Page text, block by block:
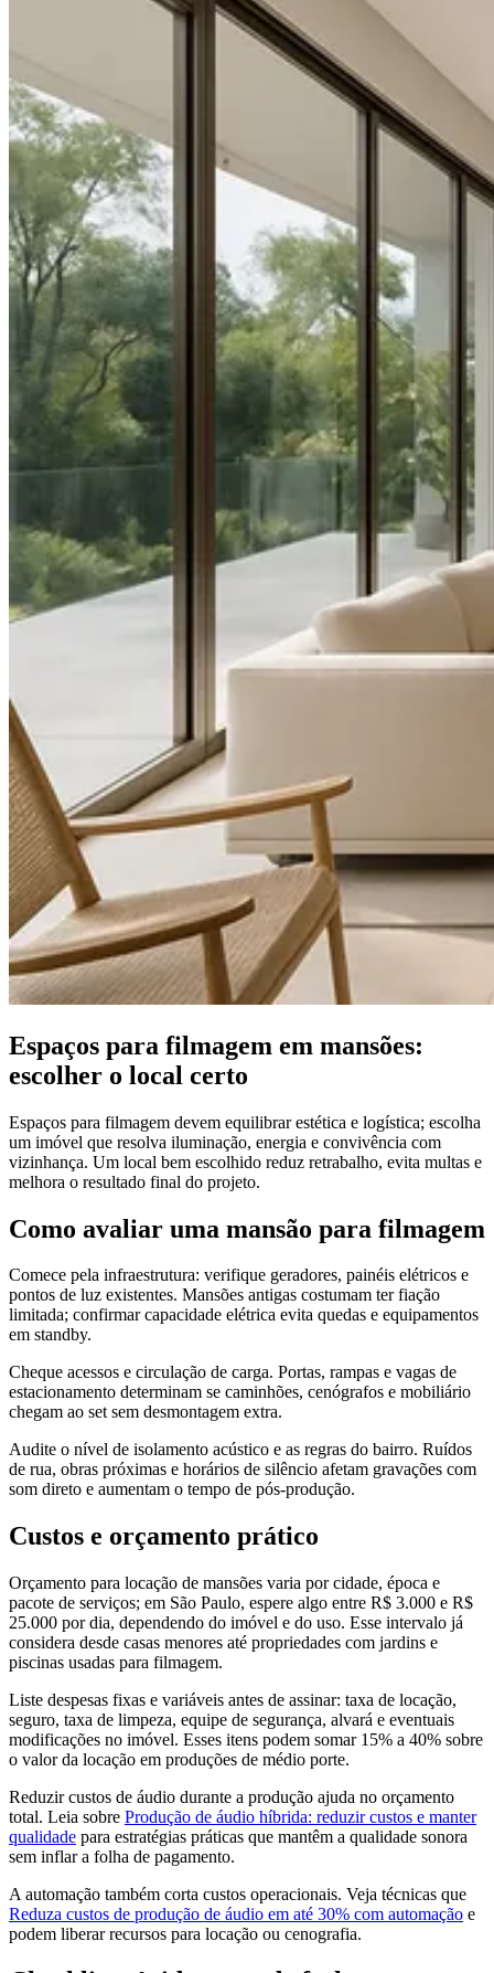
Espaços para filmagem em mansões:
escolher o local certo
Espaços para filmagem devem equilibrar estética e logística; escolha
um imóvel que resolva iluminação, energia e convivência com
vizinhança. Um local bem escolhido reduz retrabalho, evita multas e
melhora o resultado final do projeto.
Como avaliar uma mansão para filmagem
Comece pela infraestrutura: verifique geradores, painéis elétricos e
pontos de luz existentes. Mansões antigas costumam ter fiação
limitada; confirmar capacidade elétrica evita quedas e equipamentos
em standby.
Cheque acessos e circulação de carga. Portas, rampas e vagas de
estacionamento determinam se caminhões, cenógrafos e mobiliário
chegam ao set sem desmontagem extra.
Audite o nível de isolamento acústico e as regras do bairro. Ruídos
de rua, obras próximas e horários de silêncio afetam gravações com
som direto e aumentam o tempo de pós-produção.
Custos e orçamento prático
Orçamento para locação de mansões varia por cidade, época e
pacote de serviços; em São Paulo, espere algo entre R$ 3.000 e R$
25.000 por dia, dependendo do imóvel e do uso. Esse intervalo já
considera desde casas menores até propriedades com jardins e
piscinas usadas para filmagem.
Liste despesas fixas e variáveis antes de assinar: taxa de locação,
seguro, taxa de limpeza, equipe de segurança, alvará e eventuais
modificações no imóvel. Esses itens podem somar 15% a 40% sobre
o valor da locação em produções de médio porte.
Reduzir custos de áudio durante a produção ajuda no orçamento
total. Leia sobre Produção de áudio híbrida: reduzir custos e manter
qualidade para estratégias práticas que mantêm a qualidade sonora
sem inflar a folha de pagamento.
A automação também corta custos operacionais. Veja técnicas que
Reduza custos de produção de áudio em até 30% com automação e
podem liberar recursos para locação ou cenografia.